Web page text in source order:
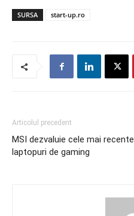
SURSA start-up.ro
Articolul precedent
MSI dezvaluie cele mai recente
laptopuri de gaming